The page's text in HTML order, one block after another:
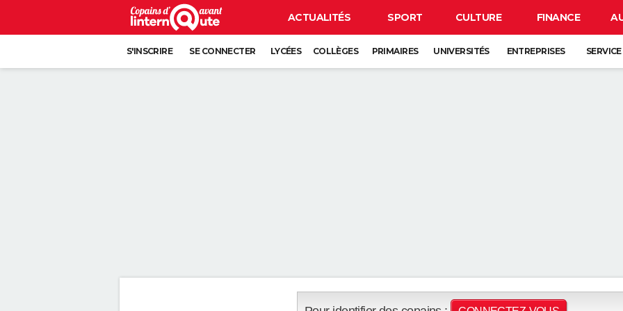
ACTUALITÉS SPORT CULTURE FINANCE
S'INSCRIRE SE CONNECTER LYCÉES COLLÈGES PRIMAIRES UNIVERSITÉS ENTREPRISES